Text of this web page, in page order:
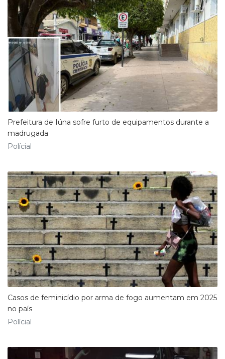
Prefeitura de Iúna sofre furto de equipamentos durante a
madrugada
Polícial
Casos de feminicídio por arma de fogo aumentam em 2025
no país
Polícial